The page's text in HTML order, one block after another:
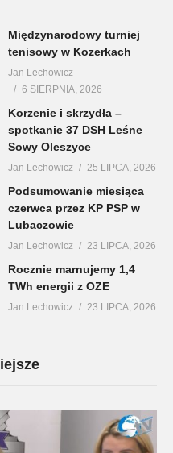
Międzynarodowy turniej
tenisowy w Kozerkach
Jan Lechowicz
6 SIERPNIA, 2026
Korzenie i skrzydła –
spotkanie 37 DSH Leśne
Sowy Oleszyce
Jan Lechowicz 25 LIPCA, 2026
Podsumowanie miesiąca
czerwca przez KP PSP w
Lubaczowie
Jan Lechowicz 23 LIPCA, 2026
Rocznie marnujemy 1,4
TWh energii z OZE
Jan Lechowicz 23 LIPCA, 2026